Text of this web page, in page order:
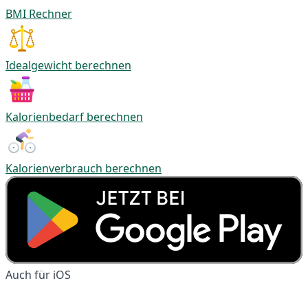
BMI Rechner
Idealgewicht berechnen
Kalorienbedarf berechnen
Kalorienverbrauch berechnen
Auch für iOS